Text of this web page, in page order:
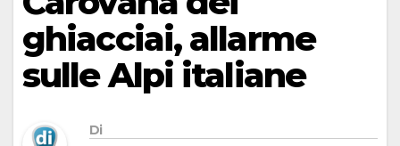
ghiacciai, allarme
sulle Alpi italiane
Di